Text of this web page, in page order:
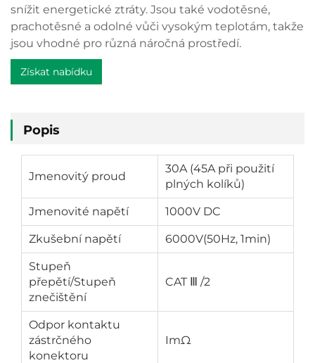
snížit energetické ztráty. Jsou také vodotěsné,
prachotěsné a odolné vůči vysokým teplotám, takže
jsou vhodné pro různá náročná prostředí.
Získat nabídku
Popis
Jmenovitý proud
30A (45A při použití
plných kolíků)
Jmenovité napětí 1000V DC
Zkušební napětí 6000V(50Hz, 1min)
Stupeň
přepětí/Stupeň
znečištění
CAT Ⅲ /2
Odpor kontaktu
zástrčného
konektoru
ImΩ